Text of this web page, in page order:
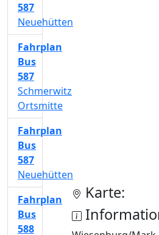
Karte:
587
Neuehütten
Fahrplan
Bus
587
Schmerwitz
Ortsmitte
Fahrplan
Bus
587
Neuehütten
Fahrplan
Bus
588